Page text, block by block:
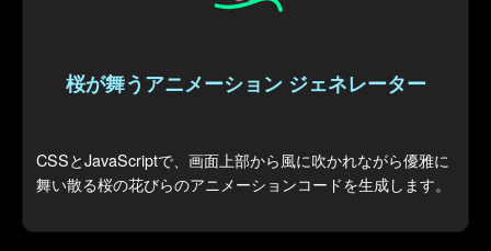
桜が舞うアニメーション ジェネレーター
CSSとJavaScriptで、画面上部から風に吹かれながら優雅に
舞い散る桜の花びらのアニメーションコードを生成します。